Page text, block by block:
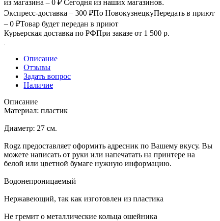
из магазина – 0 ₽ Сегодня из наших магазинов.
Экспресс-доставка – 300 ₽По НовокузнецкуПередать в приют
– 0 ₽Товар будет передан в приют
Курьерская доставка по РФПри заказе от 1 500 р.
Описание
Отзывы
Задать вопрос
Наличие
Описание
Материал: пластик
Диаметр: 27 см.
Rogz предоставляет оформить адресник по Вашему вкусу. Вы
можете написать от руки или напечатать на принтере на
белой или цветной бумаге нужную информацию.
Водонепроницаемый
Нержавеющий, так как изготовлен из пластика
Не гремит о металлические кольца ошейника